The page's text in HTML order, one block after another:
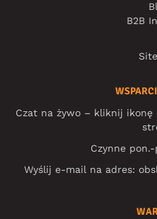
B2B
Czat na żywo – kliknij
Czynne
Wyślij e-mail na adres: